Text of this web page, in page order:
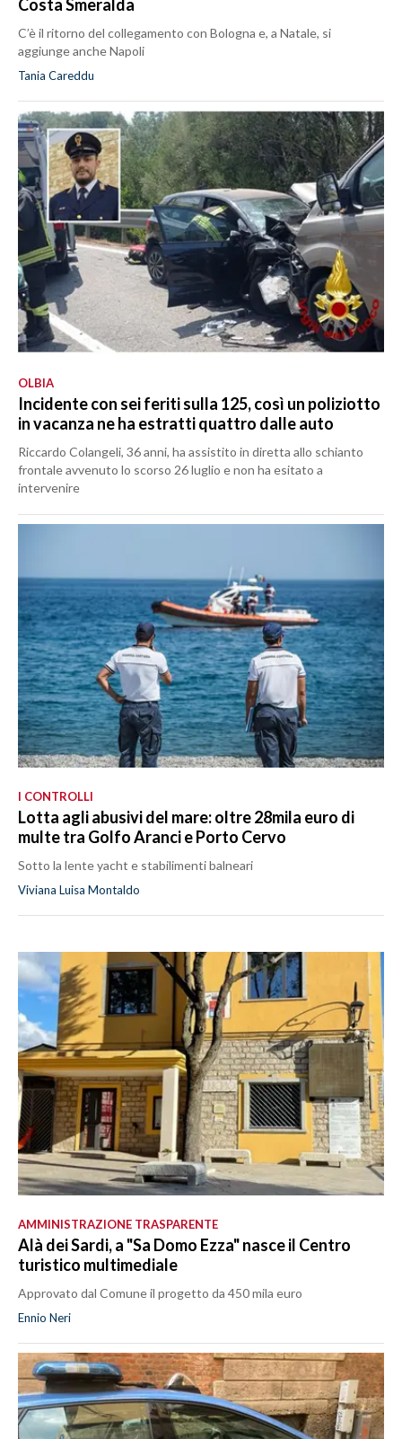
Costa Smeralda
C’è il ritorno del collegamento con Bologna e, a Natale, si
aggiunge anche Napoli
Tania Careddu
OLBIA
Incidente con sei feriti sulla 125, così un poliziotto
in vacanza ne ha estratti quattro dalle auto
Riccardo Colangeli, 36 anni, ha assistito in diretta allo schianto
frontale avvenuto lo scorso 26 luglio e non ha esitato a
intervenire
I CONTROLLI
Lotta agli abusivi del mare: oltre 28mila euro di
multe tra Golfo Aranci e Porto Cervo
Sotto la lente yacht e stabilimenti balneari
Viviana Luisa Montaldo
AMMINISTRAZIONE TRASPARENTE
Alà dei Sardi, a "Sa Domo Ezza" nasce il Centro
turistico multimediale
Approvato dal Comune il progetto da 450 mila euro
Ennio Neri